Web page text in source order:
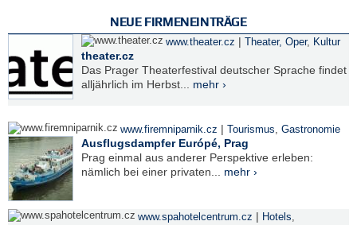
NEUE FIRMENEINTRÄGE
www.theater.cz | Theater, Oper, Kultur
theater.cz
Das Prager Theaterfestival deutscher Sprache findet
alljährlich im Herbst... mehr ›
www.firemniparnik.cz | Tourismus, Gastronomie
Ausflugsdampfer Európé, Prag
Prag einmal aus anderer Perspektive erleben:
nämlich bei einer privaten... mehr ›
www.spahotelcentrum.cz | Hotels,